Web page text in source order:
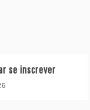
se inscrever